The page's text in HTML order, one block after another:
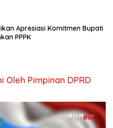
Apresiasi Komitmen Bupati
PPPK
Oleh Pimpinan DPRD